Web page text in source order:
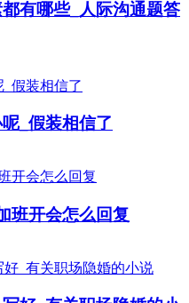
有哪些_人际沟通题答
_假装相信了
班开会怎么回复